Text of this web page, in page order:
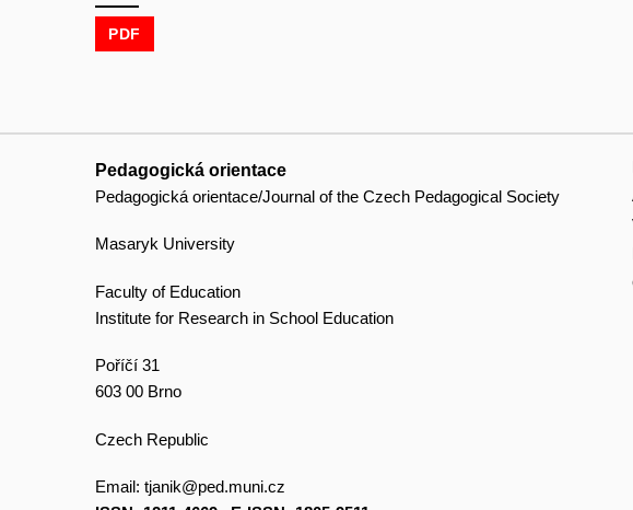
PDF
Pedagogická orientace
Pedagogická orientace/Journal of the Czech Pedagogical Society
Masaryk University
Faculty of Education
Institute for Research in School Education
Poříčí 31
603 00 Brno
Czech Republic
Email: tjanik@ped.muni.cz